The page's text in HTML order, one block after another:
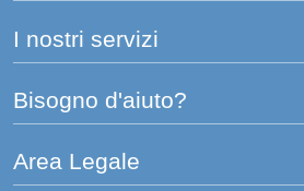
I nostri servizi
Bisogno d'aiuto?
Area Legale